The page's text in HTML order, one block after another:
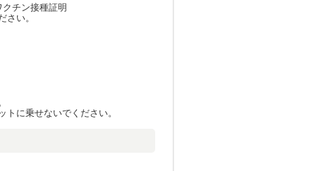
チン接種証明
い。
トに乗せないでください。